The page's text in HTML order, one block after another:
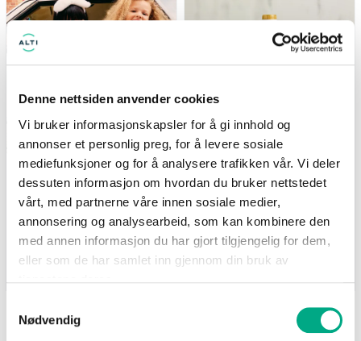
Denne nettsiden anvender cookies
Vi bruker informasjonskapsler for å gi innhold og
annonser et personlig preg, for å levere sosiale
mediefunksjoner og for å analysere trafikken vår. Vi deler
dessuten informasjon om hvordan du bruker nettstedet
vårt, med partnerne våre innen sosiale medier,
annonsering og analysearbeid, som kan kombinere den
med annen informasjon du har gjort tilgjengelig for dem,
eller som de har samlet inn gjennom din bruk av
Nødvendig
Kappahl
Medlemstilbud: 3 for 2 på
barnevarer
(gjelder ikke Newbie) Tilbudet
gjelder i perioden 7.8-17.8
gjelder i perioden 7.8-17.8
Life
Supernature MCT-olje
500ml - 25% på hele
serien
Nå: 247 kr Før: 329 kr